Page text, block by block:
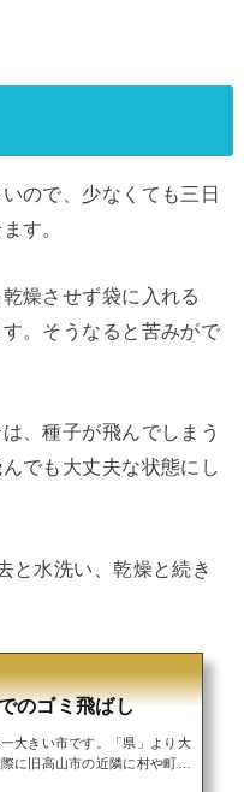
ので、少なくても三日
す。
燥させず袋に入れる
。そうなると苦みがで
、種子が飛んでしまう
でも大丈夫な状態にし
と水洗い、乾燥と続き
のゴミ飛ばし
大きい市です。「県」より大
に旧高山市の近隣に村や町な